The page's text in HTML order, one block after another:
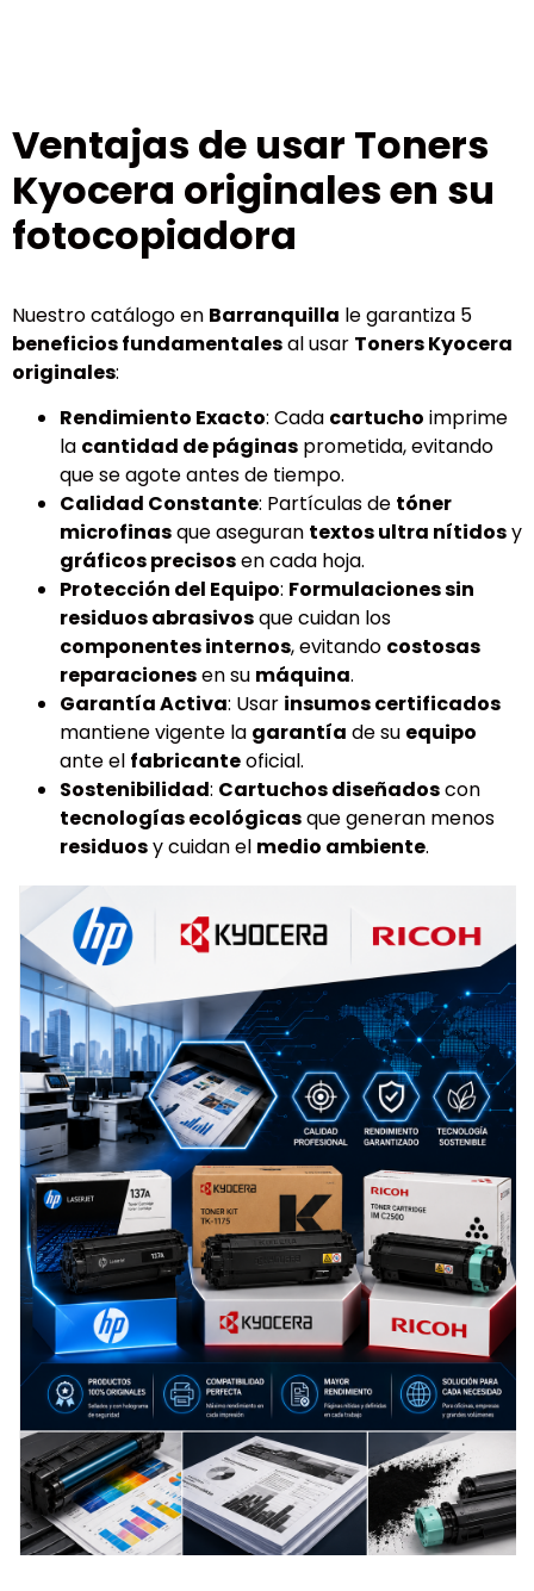
Ventajas de usar Toners
Kyocera originales en su
fotocopiadora
Nuestro catálogo en Barranquilla le garantiza 5
beneficios fundamentalesal usar Toners Kyocera
originales:
Rendimiento Exacto: Cada cartucho imprime
la cantidad de páginas prometida, evitando
que se agote antes de tiempo.
Calidad Constante: Partículas de tóner
microfinasque aseguran textos ultra nítidosy
gráficos precisosen cada hoja.
Protección del Equipo: Formulaciones sin
residuos abrasivosque cuidan los
componentes internos, evitando costosas
reparacionesen su máquina.
Garantía Activa: Usar insumos certificados
mantiene vigente la garantía de su equipo
ante el fabricanteoficial.
Sostenibilidad: Cartuchos diseñadoscon
tecnologías ecológicasque generan menos
residuosy cuidan el medio ambiente.